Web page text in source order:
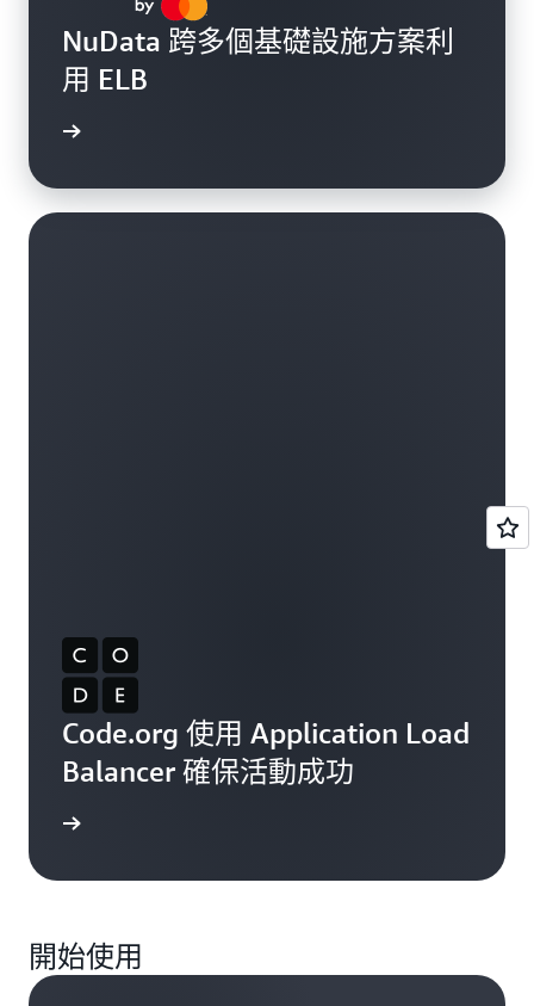
NuData 跨多個基礎設施方案利
用 ELB
Code.org 使用 Application Load
Balancer 確保活動成功
開始使用